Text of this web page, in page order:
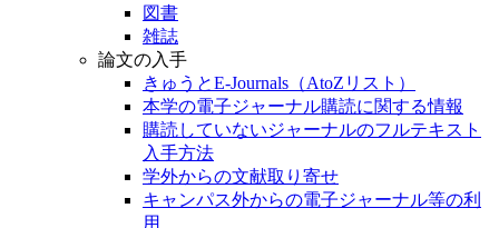
図書
雑誌
論文の入手
きゅうとE-Journals（AtoZリスト）
本学の電子ジャーナル購読に関する情報
購読していないジャーナルのフルテキスト
入手方法
学外からの文献取り寄せ
キャンパス外からの電子ジャーナル等の利
用